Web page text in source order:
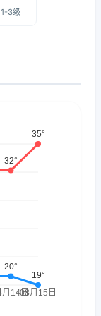
1-3级